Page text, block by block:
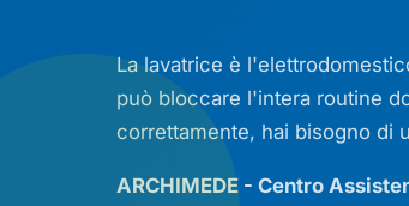
La lavatrice è
può bloccare l'intera routine
correttamente, hai bisogno di
ARCHIMEDE - Centro